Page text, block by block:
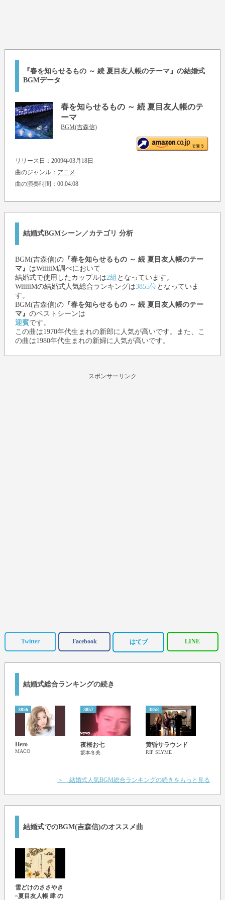
『春を知らせるもの ～ 続 夏目友人帳のテーマ』の結婚式
BGMデータ
春を知らせるもの ～ 続 夏目友人帳のテ
ーマ
BGM(吉森信)
リリース日：2009年03月18日
曲のジャンル： アニメ
曲の演奏時間：00:04:08
結婚式BGMシーン／カテゴリ 分析
BGM(吉森信)の『春を知らせるもの ～ 続 夏目友人帳のテー
マ』 はWiiiiiM調べにおいて
結婚式で使用したカップルは2組 となっています。
WiiiiiMの結婚式人気総合ランキングは3855位 となっていま
す。
BGM(吉森信)の『春を知らせるもの ～ 続 夏目友人帳のテー
マ』 のベストシーンは
迎賓です。
この曲は1970年代生まれの新郎に人気が高いです。また、こ
の曲は1980年代生まれの新婦に人気が高いです。
スポンサーリンク
Twitter Facebook はてブ LINE
結婚式総合ランキングの続き
3856
Hero
MACO
3857
夜桜お七
坂本冬美
3858
黄昏サラウンド
RIP SLYME
＞ 結婚式人気BGM総合ランキングの続きをもっと見る
結婚式でのBGM(吉森信)のオススメ曲
雪どけのささやき
~夏目友人帳 肆 の